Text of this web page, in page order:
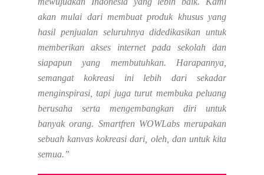
akan mulai dari membuat produk khusus yang
hasil penjualan seluruhnya didedikasikan untuk
memberikan akses internet pada sekolah dan
siapapun yang membutuhkan. Harapannya,
semangat kokreasi ini lebih dari sekadar
menginspirasi, tapi juga turut membuka peluang
berusaha serta mengembangkan diri untuk
banyak orang. Smartfren WOWLabs merupakan
sebuah kanvas kokreasi dari, oleh, dan untuk kita
semua.”